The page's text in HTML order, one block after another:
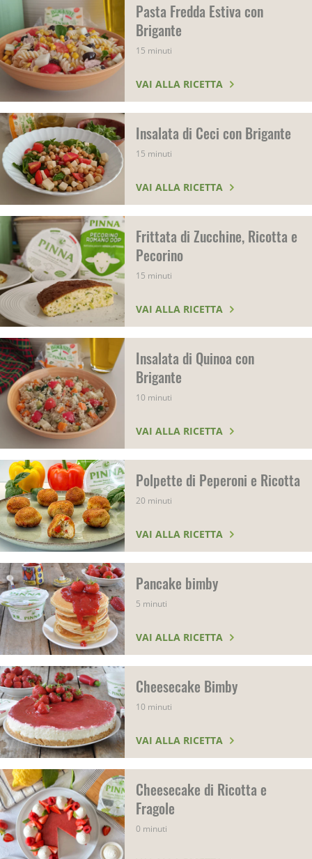
Pasta Fredda Estiva con
Brigante
15 minuti
VAI ALLA RICETTA
Insalata di Ceci con Brigante
15 minuti
VAI ALLA RICETTA
Frittata di Zucchine, Ricotta e
Pecorino
15 minuti
VAI ALLA RICETTA
Insalata di Quinoa con
Brigante
10 minuti
VAI ALLA RICETTA
Polpette di Peperoni e Ricotta
20 minuti
VAI ALLA RICETTA
Pancake bimby
5 minuti
VAI ALLA RICETTA
Cheesecake Bimby
10 minuti
VAI ALLA RICETTA
Cheesecake di Ricotta e
Fragole
0 minuti